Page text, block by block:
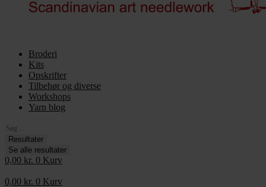
Broderi
Kits
Opskrifter
Tilbehør og diverse
Workshops
Yarn blog
Search
...Resultater
Se alle resultater
0,00 kr. 0 Kurv
0,00 kr. 0 Kurv